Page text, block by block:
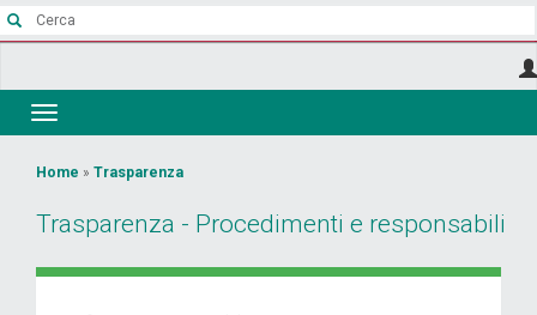
Salta
Toggle
navigation
Tu
sei
Home » Trasparenza
Trasparenza - Procedimenti e responsabili